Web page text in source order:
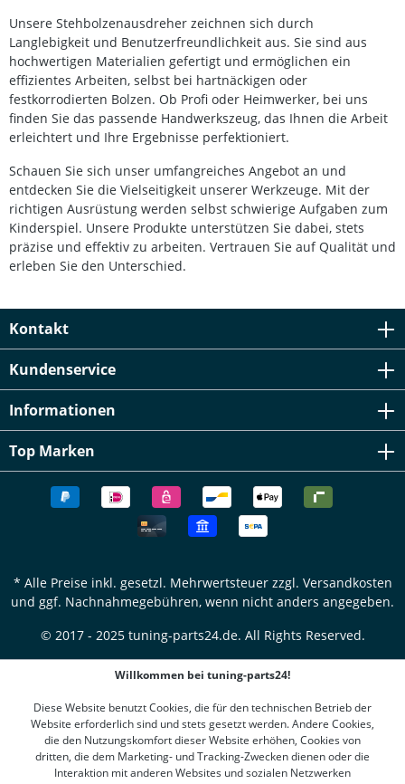
Unsere Stehbolzenausdreher zeichnen sich durch
Langlebigkeit und Benutzerfreundlichkeit aus. Sie sind aus
hochwertigen Materialien gefertigt und ermöglichen ein
effizientes Arbeiten, selbst bei hartnäckigen oder
festkorrodierten Bolzen. Ob Profi oder Heimwerker, bei uns
finden Sie das passende Handwerkszeug, das Ihnen die Arbeit
erleichtert und Ihre Ergebnisse perfektioniert.
Schauen Sie sich unser umfangreiches Angebot an und
entdecken Sie die Vielseitigkeit unserer Werkzeuge. Mit der
richtigen Ausrüstung werden selbst schwierige Aufgaben zum
Kinderspiel. Unsere Produkte unterstützen Sie dabei, stets
präzise und effektiv zu arbeiten. Vertrauen Sie auf Qualität und
erleben Sie den Unterschied.
Kontakt
Kundenservice
Informationen
Top Marken
* Alle Preise inkl. gesetzl. Mehrwertsteuer zzgl. Versandkosten
und ggf. Nachnahmegebühren, wenn nicht anders angegeben.
© 2017 - 2025 tuning-parts24.de. All Rights Reserved.
Willkommen bei tuning-parts24!
Diese Website benutzt Cookies, die für den technischen Betrieb der
Website erforderlich sind und stets gesetzt werden. Andere Cookies,
die den Nutzungskomfort dieser Website erhöhen, Cookies von
dritten, die dem Marketing- und Tracking-Zwecken dienen oder die
Interaktion mit anderen Websites und sozialen Netzwerken